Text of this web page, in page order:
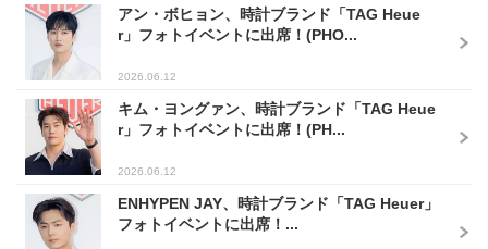
アン・ボヒョン、時計ブランド「TAG Heue
r」フォトイベントに出席！(PHO...
2026.06.12
キム・ヨングァン、時計ブランド「TAG Heue
r」フォトイベントに出席！(PH...
2026.06.12
ENHYPEN JAY、時計ブランド「TAG Heuer」
フォトイベントに出席！...